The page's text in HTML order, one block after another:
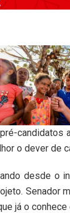
candidatos
o dever de
desde o
Senador
já o